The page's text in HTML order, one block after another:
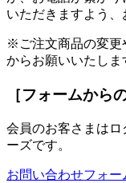
いただきますよう、
※ご注文商品の変更
からお願いいたしま
［フォームから
会員のお客さまは
ーズです。
お問い合わせフォー